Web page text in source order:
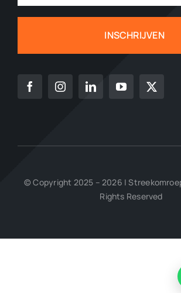
INSCHRIJVEN
© Copyright 2025 – 2026 |
Rights Reserved